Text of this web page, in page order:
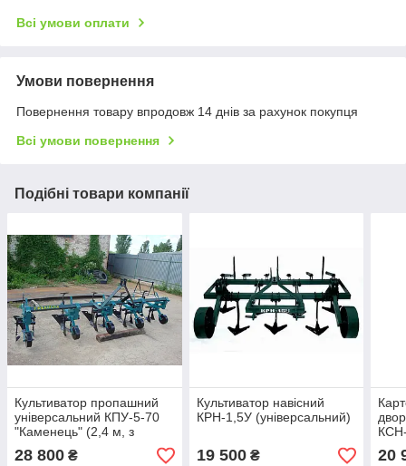
Всі умови оплати
Умови повернення
Повернення товару впродовж 14 днів за рахунок покупця
Всі умови повернення
Подібні товари компанії
Культиватор пропашний
універсальний КПУ-5-70
"Каменець" (2,4 м, з
бритвами)
28 800 ₴
Культиватор навісний
КРН-1,5У (універсальний)
19 500₴ 20